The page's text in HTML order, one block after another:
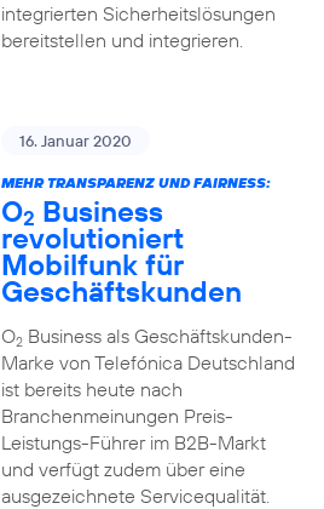
integrierten Sicherheitslösungen
bereitstellen und integrieren.
16. Januar 2020
MEHR TRANSPARENZ UND FAIRNESS:
O2 Business
revolutioniert
Mobilfunk für
Geschäftskunden
O2Business als Geschäftskunden-
Marke von Telefónica Deutschland
ist bereits heute nach
Branchenmeinungen Preis-
Leistungs-Führer im B2B-Markt
und verfügt zudem über eine
ausgezeichnete Servicequalität.